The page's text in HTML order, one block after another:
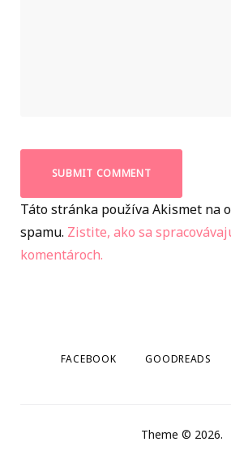
Táto stránka používa Akismet na
spamu. Zistite, ako sa
komentároch.
FACEBOOK GOODREADS
Theme © 2026.